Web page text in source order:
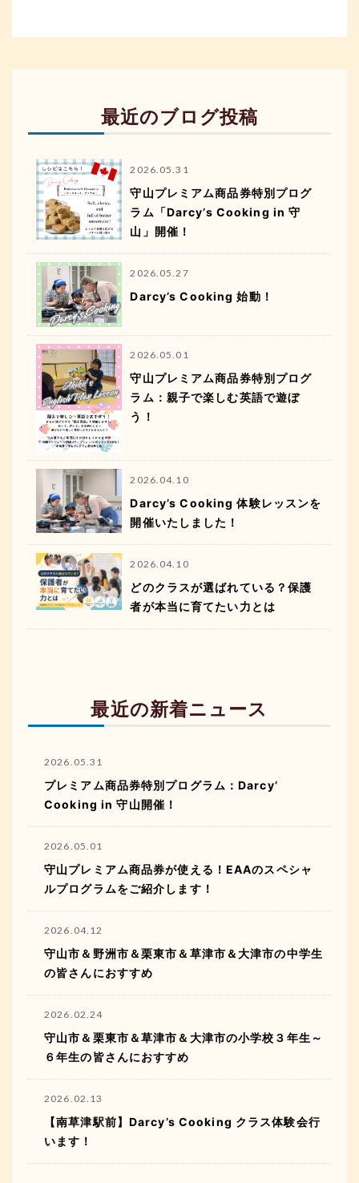
最近のブログ投稿
2026.05.31
守山プレミアム商品券特別プログ
ラム「Darcy’s Cooking in 守
山」開催！
2026.05.27
Darcy’s Cooking 始動！
2026.05.01
守山プレミアム商品券特別プログ
ラム：親子で楽しむ英語で遊ぼ
う！
2026.04.10
Darcy’s Cooking 体験レッスンを
開催いたしました！
2026.04.10
どのクラスが選ばれている？保護
者が本当に育てたい力とは
最近の新着ニュース
2026.05.31
プレミアム商品券特別プログラム：Darcy’
Cooking in 守山開催！
2026.05.01
守山プレミアム商品券が使える！EAAのスペシャ
ルプログラムをご紹介します！
2026.04.12
守山市＆野洲市＆栗東市＆草津市＆大津市の中学生
の皆さんにおすすめ
2026.02.24
守山市＆栗東市＆草津市＆大津市の小学校３年生～
６年生の皆さんにおすすめ
2026.02.13
【南草津駅前】Darcy’s Cooking クラス体験会行
います！